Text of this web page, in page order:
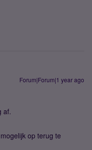
Forum|Forum|1 year ago
af.
op terug te